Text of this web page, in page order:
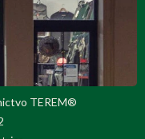
TEREM®